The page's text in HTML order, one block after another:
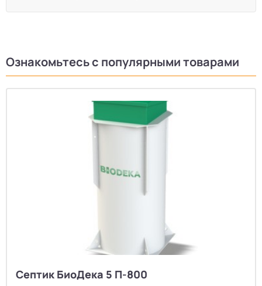
Ознакомьтесь с популярными товарами
Септик БиоДека 5 П-800